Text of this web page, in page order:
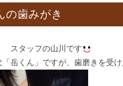
の歯みがき
スタッフの山川です
「岳くん」ですが、歯磨きを受